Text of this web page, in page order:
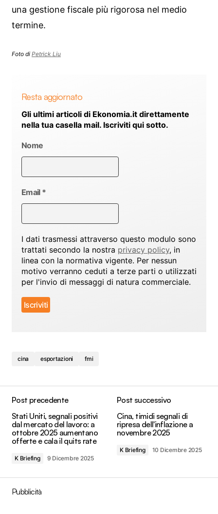
una gestione fiscale più rigorosa nel medio
termine.
Foto di Petrick Liu
Resta aggiornato
Gli ultimi articoli di Ekonomia.it direttamente
nella tua casella mail. Iscriviti qui sotto.
Nome
Email *
I dati trasmessi attraverso questo modulo sono
trattati secondo la nostra privacy policy, in
linea con la normativa vigente. Per nessun
motivo verranno ceduti a terze parti o utilizzati
per l'invio di messaggi di natura commerciale.
cina esportazioni fmi
Post precedente
Stati Uniti, segnali positivi
dal mercato del lavoro: a
ottobre 2025 aumentano
offerte e cala il quits rate
K Briefing 9 Dicembre 2025
Post successivo
Cina, timidi segnali di
ripresa dell'inflazione a
novembre 2025
K Briefing 10 Dicembre 2025
Pubblicità